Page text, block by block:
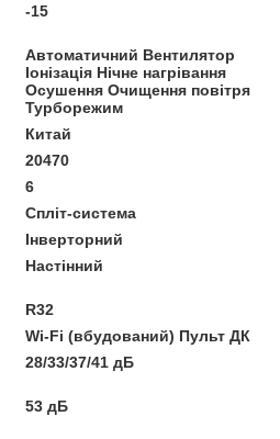
-15
Автоматичний Вентилятор
Іонізація Нічне нагрівання
Осушення Очищення повітря
Турборежим
Китай
20470
6
Спліт-система
Інверторний
Настінний
R32
Wi-Fi (вбудований) Пульт ДК
28/33/37/41 дБ
53 дБ